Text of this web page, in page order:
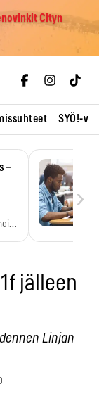
Cityn
SYÖ!-
–
›
jälleen
Linjan